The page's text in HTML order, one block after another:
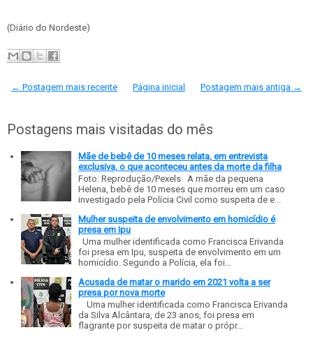
(Diário do Nordeste)
← Postagem mais recente Postagem mais antiga →
Página inicial
Postagens mais visitadas do mês
Mãe de bebê de 10 meses relata, em entrevista
exclusiva, o que aconteceu antes da morte da filha
Foto: Reprodução/Pexels A mãe da pequena
Helena, bebê de 10 meses que morreu em um caso
investigado pela Polícia Civil como suspeita de e...
Mulher suspeita de envolvimento em homicídio é
presa em Ipu
Uma mulher identificada como Francisca Erivanda
foi presa em Ipu, suspeita de envolvimento em um
homicídio. Segundo a Polícia, ela foi...
Acusada de matar o marido em 2021 volta a ser
presa por nova morte
Uma mulher identificada como Francisca Erivanda
da Silva Alcântara, de 23 anos, foi presa em
flagrante por suspeita de matar o própr...